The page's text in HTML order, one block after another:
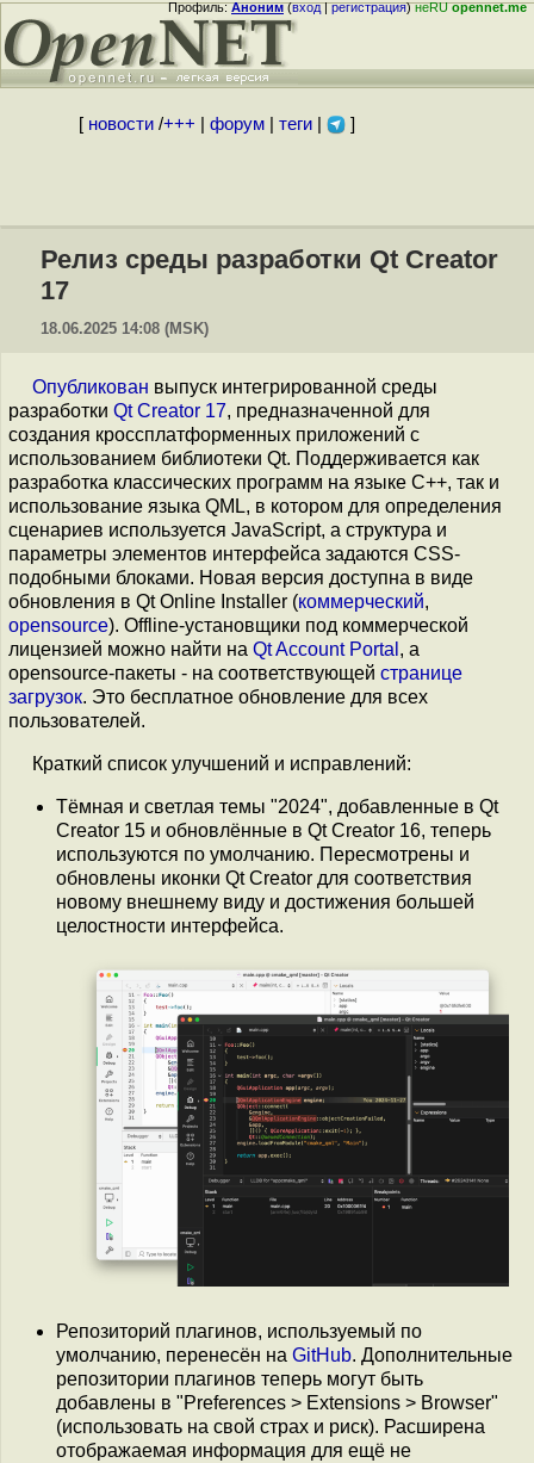
Профиль:Аноним(вход|регистрация)неRUopennet.me
[ новости/+++ форум| теги| ]
Релиз среды разработки Qt Creator
17
18.06.2025 14:08 (MSK)
Опубликован выпуск интегрированной среды
разработки Qt Creator 17, предназначенной для
создания кроссплатформенных приложений с
использованием библиотеки Qt. Поддерживается как
разработка классических программ на языке C++, так и
использование языка QML, в котором для определения
сценариев используется JavaScript, а структура и
параметры элементов интерфейса задаются CSS-
подобными блоками. Новая версия доступна в виде
обновления в Qt Online Installer (коммерческий,
opensource). Offline-установщики под коммерческой
лицензией можно найти на Qt Account Portal , а
opensource-пакеты - на соответствующей странице
загрузок. Это бесплатное обновление для всех
пользователей.
Краткий список улучшений и исправлений:
Тёмная и светлая темы "2024", добавленные в Qt
Creator 15 и обновлённые в Qt Creator 16, теперь
используются по умолчанию. Пересмотрены и
обновлены иконки Qt Creator для соответствия
новому внешнему виду и достижения большей
целостности интерфейса.
Репозиторий плагинов, используемый по
умолчанию, перенесён на GitHub. Дополнительные
репозитории плагинов теперь могут быть
добавлены в "Preferences > Extensions > Browser"
(использовать на свой страх и риск). Расширена
отображаемая информация для ещё не